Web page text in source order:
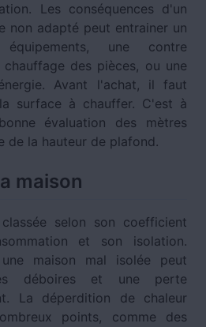
Les conséquences d'un
non adapté peut entrainer un
une contre
des pièces, ou une
Avant l'achat, il faut
surface à chauffer. C'est à
évaluation des mètres
de la hauteur de plafond.
maison
selon son coefficient
et son isolation.
maison mal isolée peut
déboires et une perte
La déperdition de chaleur
points, comme des